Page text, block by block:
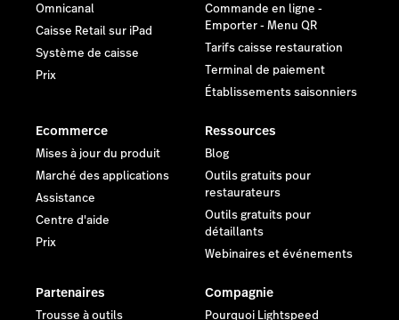
Omnicanal
Caisse Retail sur iPad
Système de caisse
Prix
Commande en ligne -
Emporter - Menu QR
Tarifs caisse restauration
Terminal de paiement
Établissements saisonniers
Ecommerce
Mises à jour du produit
Marché des applications
Assistance
Centre d'aide
Prix
Ressources
Blog
Outils gratuits pour
restaurateurs
Outils gratuits pour
détaillants
Webinaires et événements
Partenaires
Trousse à outils
Compagnie
Pourquoi Lightspeed